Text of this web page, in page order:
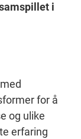
i
for å
og ulike
erfaring